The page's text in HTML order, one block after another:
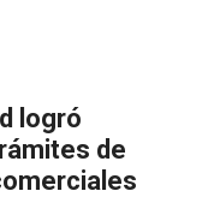
logró
de